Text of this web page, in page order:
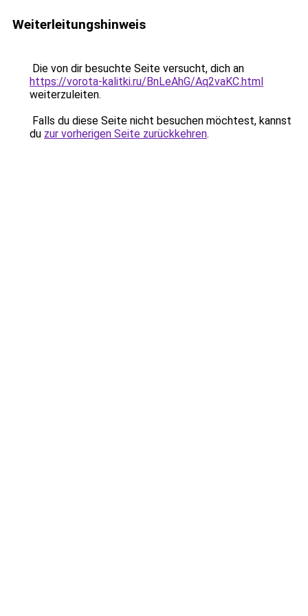
Weiterleitungshinweis
Die von dir besuchte Seite versucht, dich an
https://vorota-kalitki.ru/BnLeAhG/Aq2vaKC.html
weiterzuleiten.
Falls du diese Seite nicht besuchen möchtest, kannst
du zur vorherigen Seite zurückkehren.